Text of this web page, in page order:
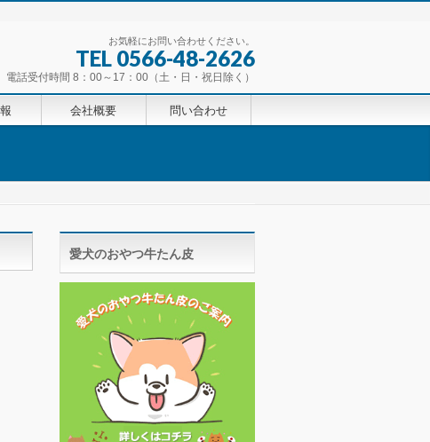
お気軽にお問い合わせください。
TEL 0566-48-2626
電話受付時間 8：00～17：00（土・日・祝日除く）
会社概要 問い合わせ
愛犬のおやつ牛たん皮